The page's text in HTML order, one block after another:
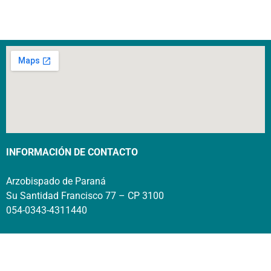
INFORMACIÓN DE CONTACTO
Arzobispado de Paraná
Su Santidad Francisco 77 – CP 3100
054-0343-4311440